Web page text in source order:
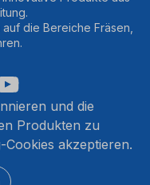
die Bereiche Fräsen,
und die
Produkten zu
akzeptieren.